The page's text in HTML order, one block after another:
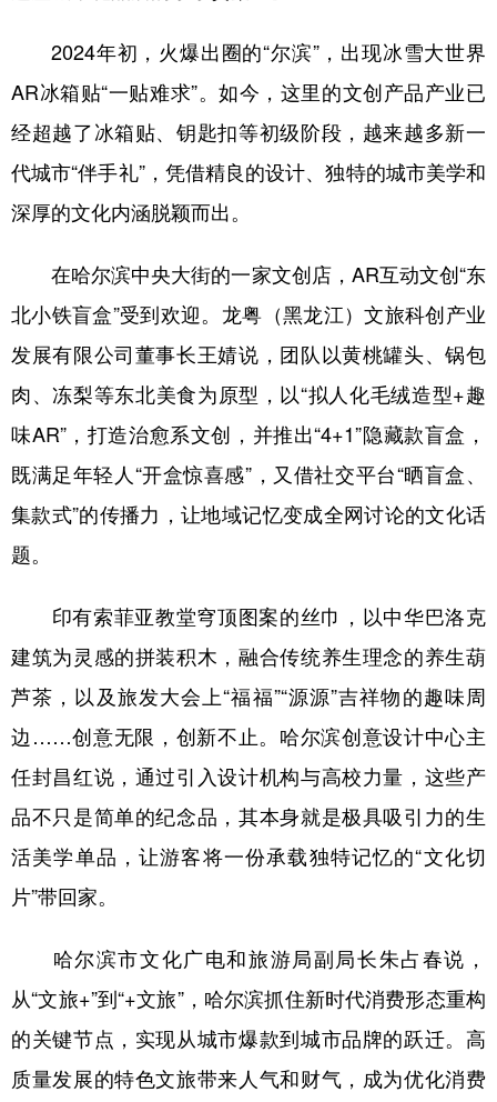
2024年初，火爆出圈的“尔滨”，出现冰雪大世界
AR冰箱贴“一贴难求”。如今，这里的文创产品产业已
经超越了冰箱贴、钥匙扣等初级阶段，越来越多新一
代城市“伴手礼”，凭借精良的设计、独特的城市美学和
深厚的文化内涵脱颖而出。
在哈尔滨中央大街的一家文创店，AR互动文创“东
北小铁盲盒”受到欢迎。龙粤（黑龙江）文旅科创产业
发展有限公司董事长王婧说，团队以黄桃罐头、锅包
肉、冻梨等东北美食为原型，以“拟人化毛绒造型+趣
味AR”，打造治愈系文创，并推出“4+1”隐藏款盲盒，
既满足年轻人“开盒惊喜感”，又借社交平台“晒盲盒、
集款式”的传播力，让地域记忆变成全网讨论的文化话
题。
印有索菲亚教堂穹顶图案的丝巾，以中华巴洛克
建筑为灵感的拼装积木，融合传统养生理念的养生葫
芦茶，以及旅发大会上“福福”“源源”吉祥物的趣味周
边……创意无限，创新不止。哈尔滨创意设计中心主
任封昌红说，通过引入设计机构与高校力量，这些产
品不只是简单的纪念品，其本身就是极具吸引力的生
活美学单品，让游客将一份承载独特记忆的“文化切
片”带回家。
哈尔滨市文化广电和旅游局副局长朱占春说，
从“文旅+”到“+文旅”，哈尔滨抓住新时代消费形态重构
的关键节点，实现从城市爆款到城市品牌的跃迁。高
质量发展的特色文旅带来人气和财气，成为优化消费